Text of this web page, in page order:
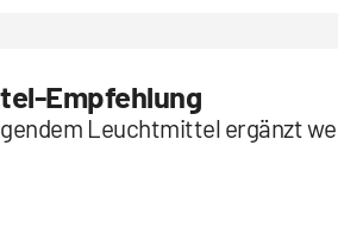
Empfehlung
Leuchtmittel ergänzt